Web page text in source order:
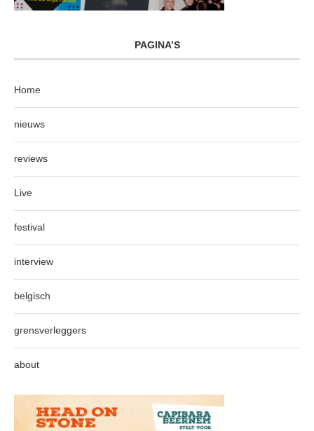
PAGINA’S
Home
nieuws
reviews
Live
festival
interview
belgisch
grensverleggers
about